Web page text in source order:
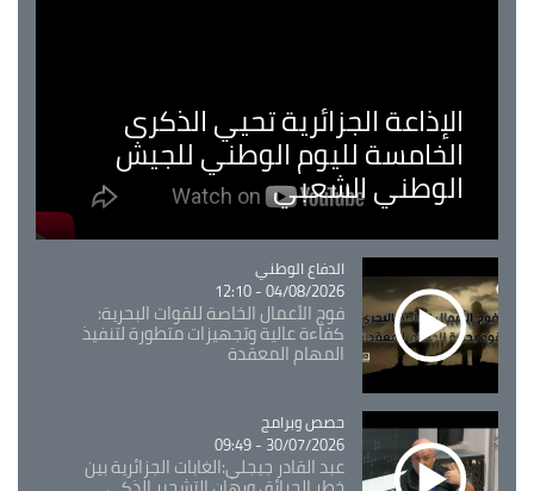
الإذاعة الجزائرية تحيي الذكرى
الخامسة لليوم الوطني للجيش
الوطني الشعبي
Catégorie
الدفاع الوطني
04/08/2026 - 12:10
فوج الأعمال الخاصة للقوات البحرية:
كفاءة عالية وتجهيزات متطورة لتنفيذ
المهام المعقدة
Catégorie
حصص وبرامج
30/07/2026 - 09:49
عبد القادر جيجلي:الغابات الجزائرية بين